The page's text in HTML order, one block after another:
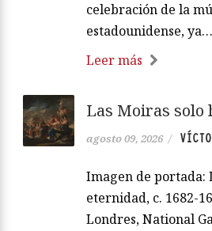
celebración de la
estadounidense, ya…
Leer más
Las Moiras solo
agosto 09, 2026 /
Imagen de portada:
eternidad, c. 1682-
Londres, National